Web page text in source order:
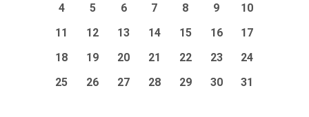
4
5 6 7 8 9
10
11
12 13 14 15 16
17
18
19 20 21 22 23
24
25
26 27 28 29 30 31